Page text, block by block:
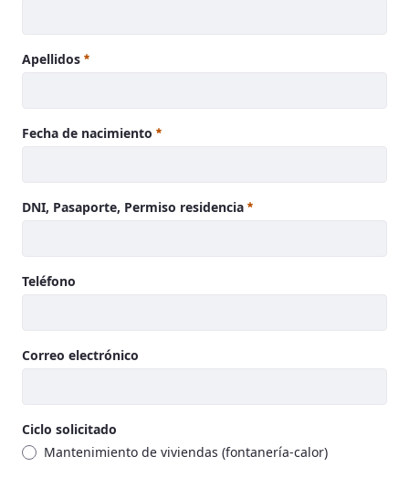
Apellidos
Fecha de nacimiento
DNI, Pasaporte, Permiso residencia
Teléfono
Correo electrónico
Ciclo solicitado
Mantenimiento de viviendas (fontanería-calor)